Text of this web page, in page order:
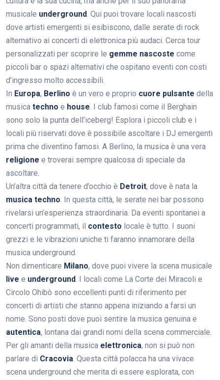
musicale underground. Qui puoi trovare locali nascosti
dove artisti emergenti si esibiscono, dalle serate di rock
alternativo ai concerti di elettronica più audaci. Cerca tour
personalizzati per scoprire le gemme nascoste come
piccoli bar o spazi alternativi che ospitano eventi con costi
d’ingresso molto accessibili.
In Europa, Berlino è un vero e proprio cuore pulsante della
musica techno e house. I club famosi come il Berghain
sono solo la punta dell’iceberg! Esplora i piccoli club e i
locali più riservati dove è possibile ascoltare i DJ emergenti
prima che diventino famosi. A Berlino, la musica è una vera
religione e troverai sempre qualcosa di speciale da
ascoltare.
Un’altra città da tenere d’occhio è Detroit, dove è nata la
musica techno. In questa città, le serate nei bar possono
rivelarsi un’esperienza straordinaria. Da eventi spontanei a
concerti programmati, il contesto locale è tutto. I suoni
grezzi e le vibrazioni uniche ti faranno innamorare della
musica underground.
Non dimenticare Milano, dove puoi vivere la scena musicale
live e underground. I locali come La Corte dei Miracoli e
Circolo Ohibò sono eccellenti punti di riferimento per
concerti di artisti che stanno appena iniziando a farsi un
nome. Sono posti dove puoi sentire la musica genuina e
autentica, lontana dai grandi nomi della scena commerciale.
Per gli amanti della musica elettronica, non si può non
parlare di Cracovia. Questa città polacca ha una vivace
scena underground che merita di essere esplorata, con